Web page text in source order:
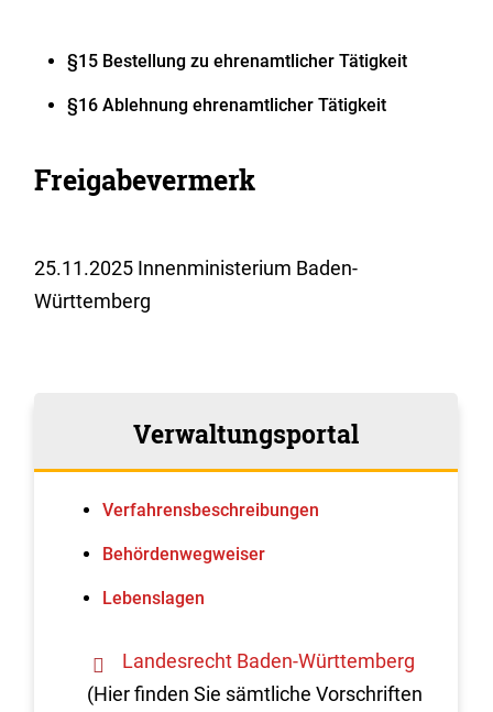
§15 Bestellung zu ehrenamtlicher Tätigkeit
§16 Ablehnung ehrenamtlicher Tätigkeit
Freigabevermerk
25.11.2025 Innenministerium Baden-
Württemberg
Verwaltungsportal
Verfahrens­beschreibungen
Behördenwegweiser
Lebenslagen
Landesrecht Baden-Württemberg
(Hier finden Sie sämtliche Vorschriften